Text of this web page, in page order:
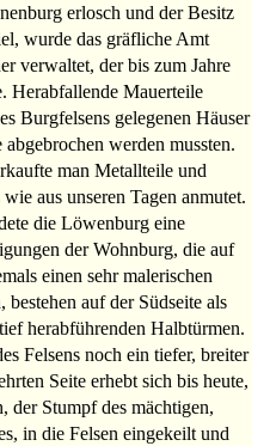
erlosch und der Besitz
wurde das gräfliche Amt
verwaltet, der bis zum Jahre
Herabfallende Mauerteile
Burgfelsens gelegenen Häuser
werden mussten.
man Metallteile und
aus unseren Tagen anmutet.
die Löwenburg eine
der Wohnburg, die auf
einen sehr malerischen
auf der Südseite als
herabführenden Halbtürmen.
Felsens noch ein tiefer, breiter
Seite erhebt sich bis heute,
der Stumpf des mächtigen,
in die Felsen eingekeilt und